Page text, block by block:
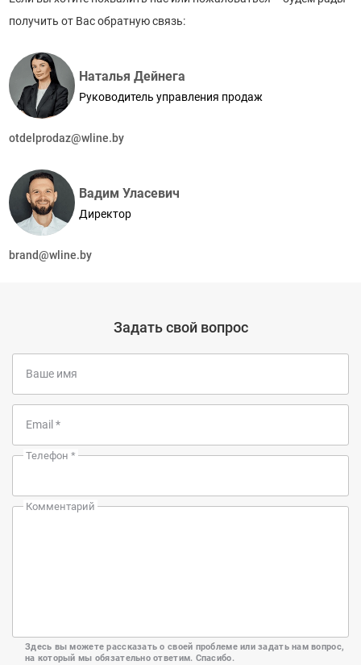
получить от Вас обратную связь:
Наталья Дейнега
Руководитель управления продаж
otdelprodaz@wline.by
Вадим Уласевич
Директор
brand@wline.by
Задать свой вопрос
Ваше имя
Email *
Телефон *
Комментарий
Здесь вы можете рассказать о своей проблеме или задать нам вопрос,
на который мы обязательно ответим. Спасибо.